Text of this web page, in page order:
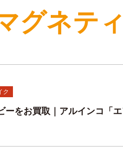
グネテ
ク
ーをお買取｜アルインコ「